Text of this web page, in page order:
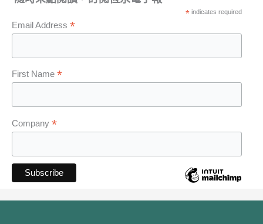
*indicates required
Email Address *
First Name *
Company *